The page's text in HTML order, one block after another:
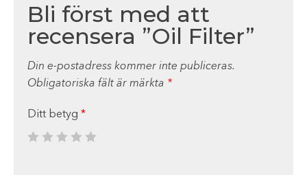
Bli först med att
recensera ”Oil Filter”
Din e-postadress kommer inte publiceras.
Obligatoriska fält är märkta *
Ditt betyg *